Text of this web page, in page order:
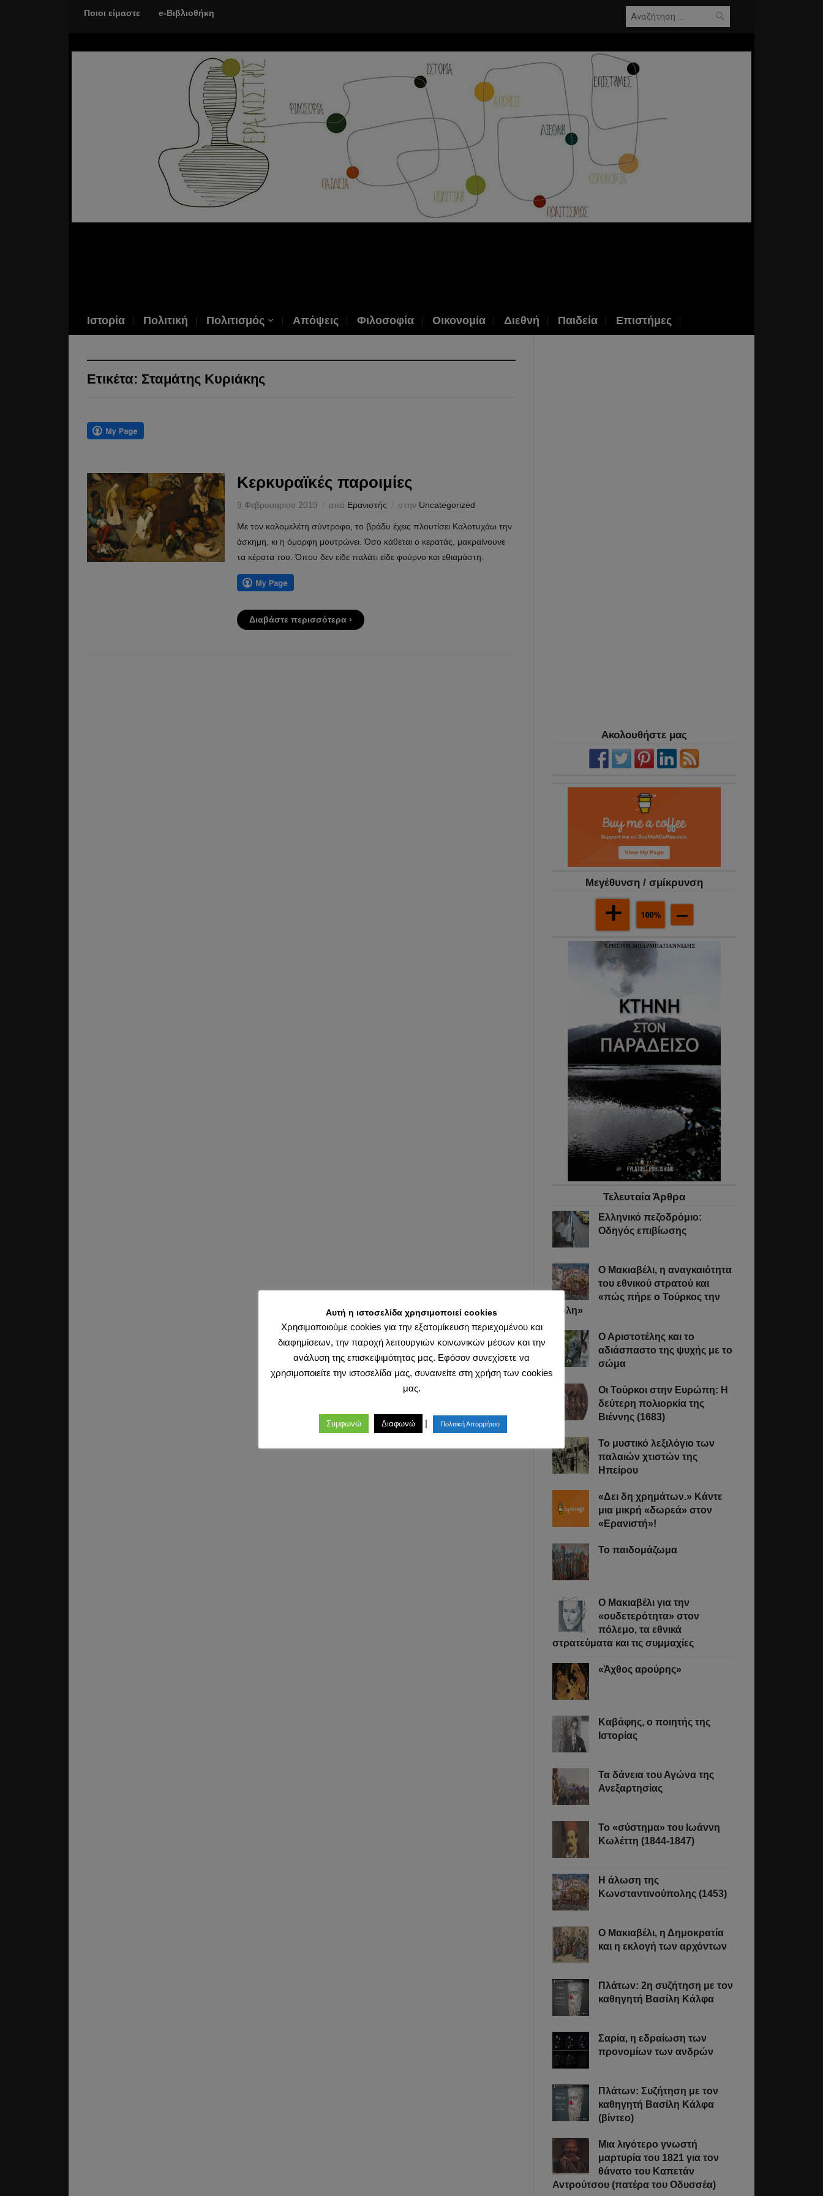
Ποιοι είμαστε e-Βιβλιοθήκη
Αναζήτηση
για:
Ιστορία Πολιτική Πολιτισμός Απόψεις Φιλοσοφία Οικονομία Διεθνή Παιδεία Επιστήμες
Ετικέτα: Σταμάτης Κυριάκης
Κερκυραϊκές παροιμίες
9 Φεβρουαρίου 2019 από Ερανιστής στην Uncategorized
Με τον καλομελέτη σύντροφο, το βράδυ έχεις πλουτίσει Καλοτυχάω την
άσκημη, κι η όμορφη μουτρώνει. Όσο κάθεται ο κερατάς, μακραίνουνε
τα κέρατα του. Όπου δεν είδε παλάτι είδε φούρνο και εθιαμάστη.
Διαβάστε περισσότερα ›
Ακολουθήστε μας
Mεγέθυνση / σμίκρυνση
Τελευταία Άρθρα
Ελληνικό πεζοδρόμιο:
Οδηγός επιβίωσης
Ο Μακιαβέλι, η αναγκαιότητα
του εθνικού στρατού και
«πώς πήρε ο Τούρκος την
Πόλη»
Ο Αριστοτέλης και το
αδιάσπαστο της ψυχής με το
σώμα
Οι Τούρκοι στην Ευρώπη: Η
δεύτερη πολιορκία της
Βιέννης (1683)
Το μυστικό λεξιλόγιο των
παλαιών χτιστών της
Ηπείρου
«Δει δη χρημάτων.» Κάντε
μια μικρή «δωρεά» στον
«Ερανιστή»!
Το παιδομάζωμα
O Μακιαβέλι για την
«ουδετερότητα» στον
πόλεμο, τα εθνικά
στρατεύματα και τις συμμαχίες
«Άχθος αρούρης»
Καβάφης, ο ποιητής της
Ιστορίας
Τα δάνεια του Αγώνα της
Ανεξαρτησίας
Το «σύστημα» του Ιωάννη
Κωλέττη (1844-1847)
Η άλωση της
Κωνσταντινούπολης (1453)
Ο Μακιαβέλι, η Δημοκρατία
και η εκλογή των αρχόντων
Πλάτων: 2η συζήτηση με τον
καθηγητή Βασίλη Κάλφα
Σαρία, η εδραίωση των
προνομίων των ανδρών
Πλάτων: Συζήτηση με τον
καθηγητή Βασίλη Κάλφα
(βίντεο)
Μια λιγότερο γνωστή
μαρτυρία του 1821 για τον
θάνατο του Καπετάν
Αντρούτσου (πατέρα του Οδυσσέα)
Αυτή η ιστοσελίδα χρησιμοποιεί cookies
Χρησιμοποιούμε cookies για την εξατομίκευση περιεχομένου και
διαφημίσεων, την παροχή λειτουργιών κοινωνικών μέσων και την
ανάλυση της επισκεψιμότητας μας. Εφόσον συνεχίσετε να
χρησιμοποιείτε την ιστοσελίδα μας, συναινείτε στη χρήση των cookies
μας.
Συμφωνώ Διαφωνώ | Πολιτική Απορρήτου